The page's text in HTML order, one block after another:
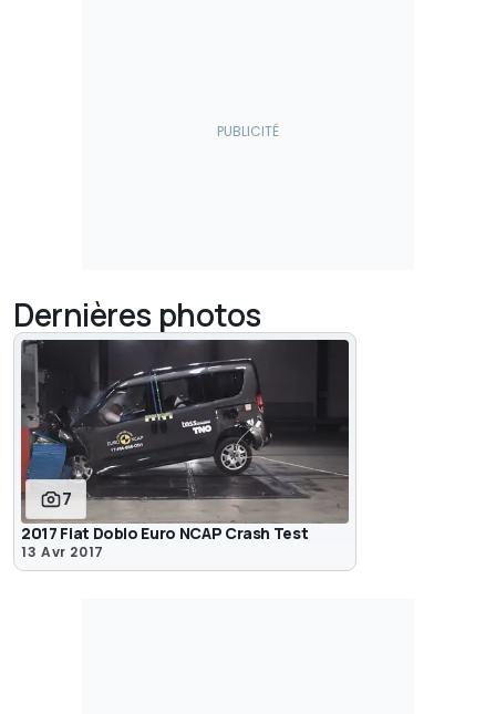
Dernières photos
7
2017 Fiat Doblo Euro NCAP Crash Test
13 Avr 2017